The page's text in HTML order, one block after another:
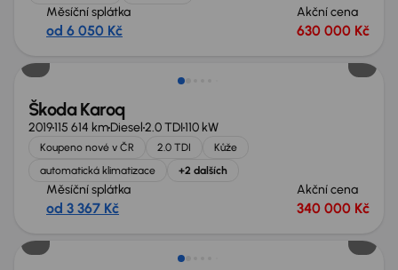
Měsíční splátka
od 6 050 Kč
Akční cena
630 000 Kč
Zlevněno o 50 000 Kč
Škoda Karoq
2019115 614 kmDiesel2.0 TDI110 kW
Koupeno nové v ČR 2.0 TDI
Kůže
automatická klimatizace
+2 dalších
Měsíční splátka
od 3 367 Kč
Akční cena
340 000 Kč
Zlevněno o 10 000 Kč